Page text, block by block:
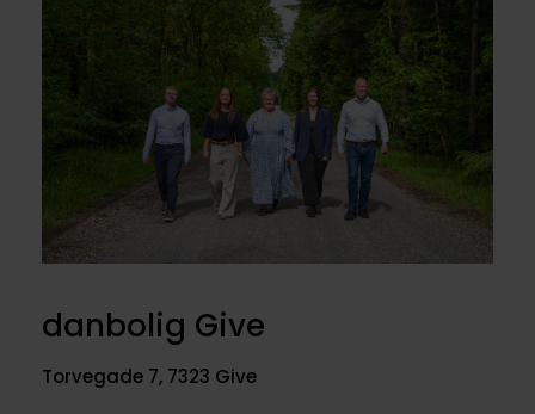
danbolig Give
Torvegade 7, 7323 Give